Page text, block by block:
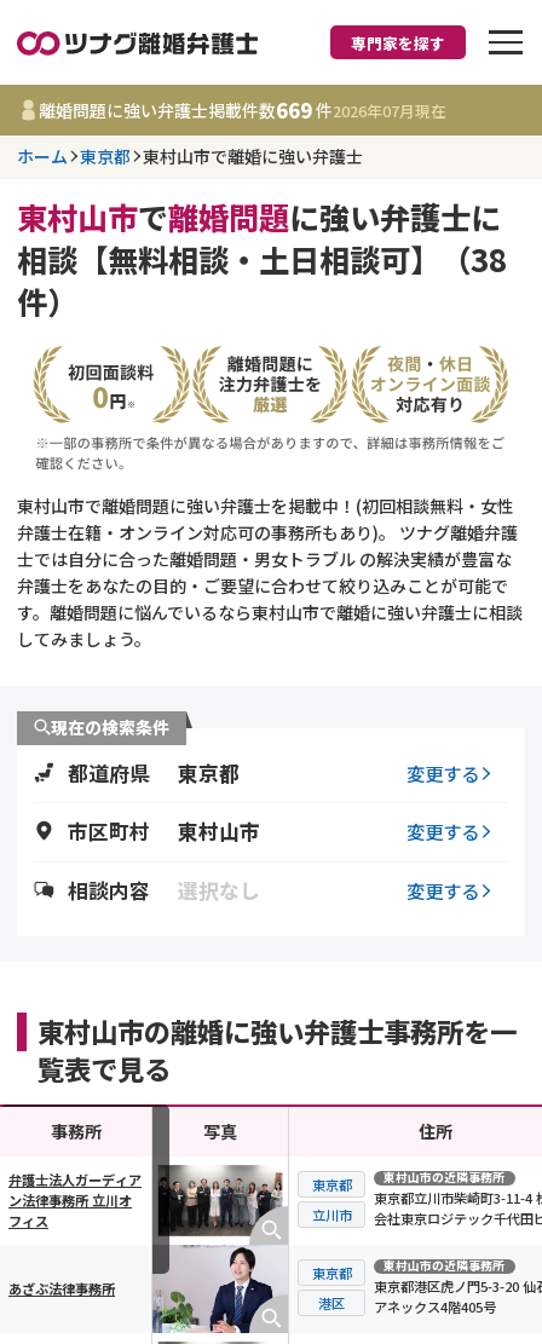
離婚に強い弁護士
事務所 669
件
更新日 :2026年07月31日
離婚前相談
DV
不貞・不倫慰謝料請求
費用相場
財産分与
養育費
離婚の相談先
その他の男女問題
専門家を探す
離婚問題に強い弁護士掲載件数669件2026年07月現在
ホーム 東京都 東村山市で離婚に強い弁護士
東村山市で離婚問題に強い弁護士に
相談【無料相談・土日相談可】（38
件）
東村山市で離婚問題に強い弁護士を掲載中！(初回相談無料・女性
弁護士在籍・オンライン対応可の事務所もあり)。 ツナグ離婚弁護
士では自分に合った離婚問題・男女トラブル の解決実績が豊富な
弁護士をあなたの目的・ご要望に合わせて絞り込みことが可能で
す。離婚問題に悩んでいるなら東村山市で離婚に強い弁護士に相談
してみましょう。
現在の検索条件
都道府県 東京都 変更する
市区町村 東村山市 変更する
相談内容 選択なし 変更する
東村山市の離婚に強い弁護士事務所を一
覧表で見る
横スクロール可能
事務所 写真 住所
弁護士法人ガーディア
ン法律事務所 立川オ
フィス
東京都
立川市
東村山市の近隣事務所
東京都立川市柴崎町3-11-4
会社東京ロジテック千代田
あざぶ法律事務所
東京都
港区
東村山市の近隣事務所
東京都港区虎ノ門5-3-20 仙
アネックス4階405号